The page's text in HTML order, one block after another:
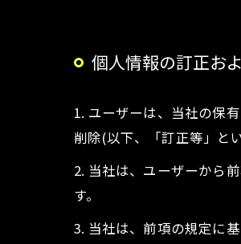
個人情報の訂正お
1. ユーザーは、当社の保
削除(以下、「訂正等」と
2. 当社は、ユーザーから
す。
3. 当社は、前項の規定に